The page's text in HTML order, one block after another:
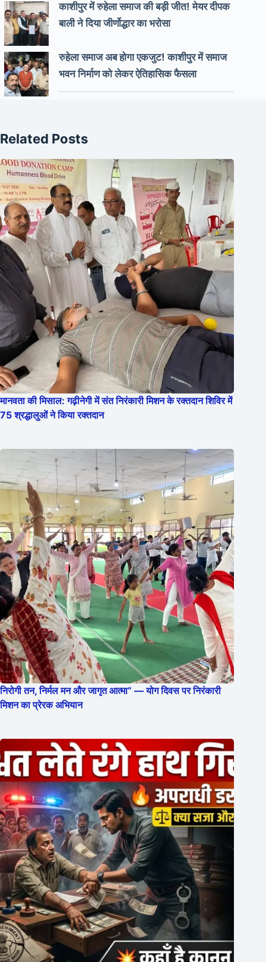
काशीपुर में रुहेला समाज की बड़ी जीत! मेयर दीपक
बाली ने दिया जीर्णोद्धार का भरोसा
रुहेला समाज अब होगा एकजुट! काशीपुर में समाज
भवन निर्माण को लेकर ऐतिहासिक फैसला
Related Posts
मानवता की मिसाल: गढ़ीनेगी में संत निरंकारी मिशन के रक्तदान शिविर में
75 श्रद्धालुओं ने किया रक्तदान
निरोगी तन, निर्मल मन और जागृत आत्मा” — योग दिवस पर निरंकारी
मिशन का प्रेरक अभियान